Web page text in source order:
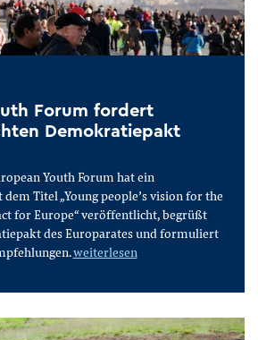
Forum fordert
Demokratiepakt
Youth Forum hat ein
Titel „Young people’s vision for the
for Europe“ veröffentlicht, begrüßt
des Europarates und formuliert
weiterlesen